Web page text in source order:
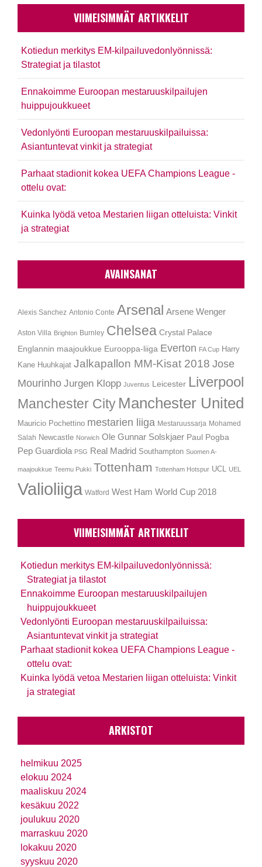
VIIMEISIMMÄT ARTIKKELIT
Kotiedun merkitys EM-kilpailuvedonlyönnissä:
Strategiat ja tilastot
Ennakoimme Euroopan mestaruuskilpailujen
huippujoukkueet
Vedonlyönti Euroopan mestaruuskilpailuissa:
Asiantuntevat vinkit ja strategiat
Parhaat stadionit kokea UEFA Champions League -
ottelu ovat:
Kuinka lyödä vetoa Mestarien liigan otteluista: Vinkit
ja strategiat
AVAINSANAT
Alexis Sanchez Antonio Conte Arsenal Arsene Wenger
Aston Villa Brighton Burnley Chelsea Crystal Palace
Englannin maajoukkue Eurooppa-liiga Everton FA Cup Harry
Kane Huuhkajat Jalkapallon MM-Kisat 2018 Jose
Mourinho Jurgen Klopp Juventus Leicester Liverpool
Manchester City Manchester United
Mauricio Pochettino mestarien liiga Mestaruussarja Mohamed
Salah Newcastle Norwich Ole Gunnar Solskjaer Paul Pogba
Pep Guardiola PSG Real Madrid Southampton Suomen A-
maajoukkue Teemu Pukki Tottenham Tottenham Hotspur UCL UEL
Valioliiga Watford West Ham World Cup 2018
VIIMEISIMMÄT ARTIKKELIT
Kotiedun merkitys EM-kilpailuvedonlyönnissä:
Strategiat ja tilastot
Ennakoimme Euroopan mestaruuskilpailujen
huippujoukkueet
Vedonlyönti Euroopan mestaruuskilpailuissa:
Asiantuntevat vinkit ja strategiat
Parhaat stadionit kokea UEFA Champions League -
ottelu ovat:
Kuinka lyödä vetoa Mestarien liigan otteluista: Vinkit
ja strategiat
ARKISTOT
helmikuu 2025
elokuu 2024
maaliskuu 2024
kesäkuu 2022
joulukuu 2020
marraskuu 2020
lokakuu 2020
syyskuu 2020